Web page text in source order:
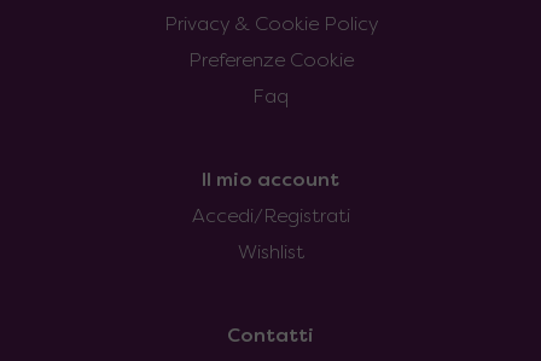
Privacy & Cookie Policy
Preferenze Cookie
Faq
Il mio account
Accedi/Registrati
Wishlist
Contatti